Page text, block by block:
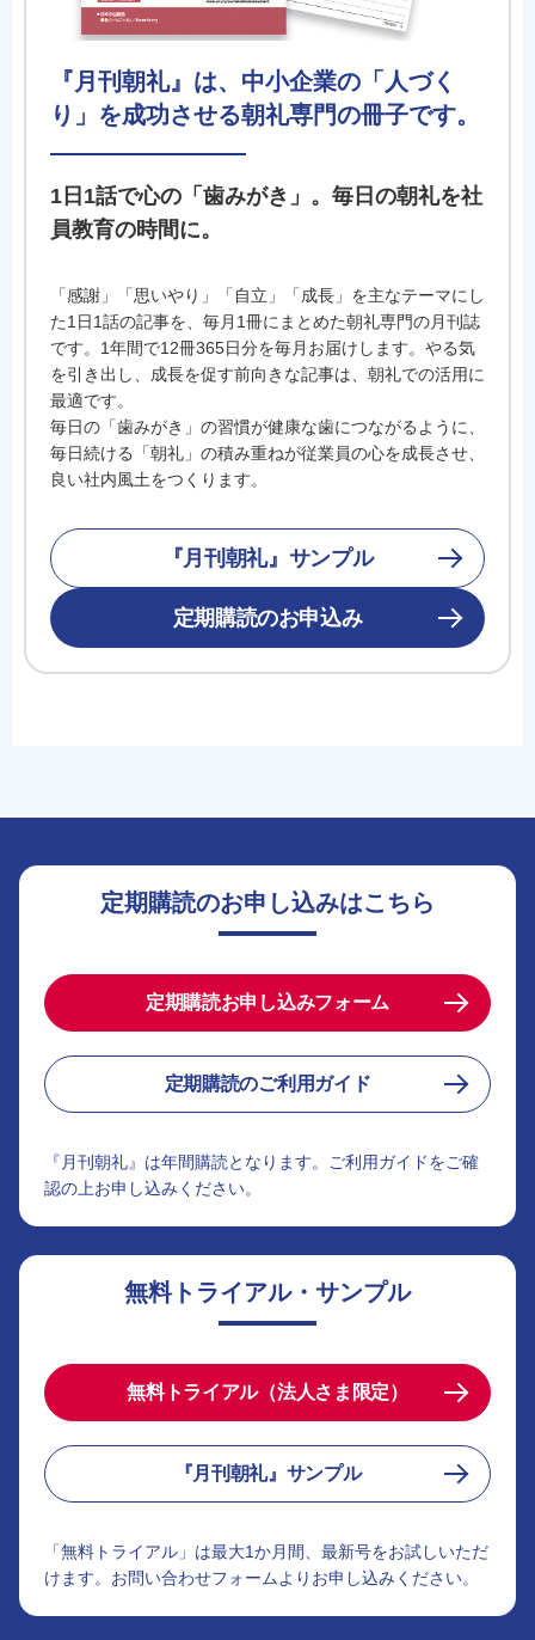
『月刊朝礼』は、中小企業の「人づく
り」を成功させる朝礼専門の冊子です。
1日1話で心の「歯みがき」。毎日の朝礼を社
員教育の時間に。
「感謝」「思いやり」「自立」「成長」を主なテーマにし
た1日1話の記事を、毎月1冊にまとめた朝礼専門の月刊誌
です。1年間で12冊365日分を毎月お届けします。やる気
を引き出し、成長を促す前向きな記事は、朝礼での活用に
最適です。
毎日の「歯みがき」の習慣が健康な歯につながるように、
毎日続ける「朝礼」の積み重ねが従業員の心を成長させ、
良い社内風土をつくります。
『月刊朝礼』サンプル
定期購読のお申込み
定期購読のお申し込みはこちら
定期購読お申し込みフォーム
定期購読のご利用ガイド
『月刊朝礼』は年間購読となります。ご利用ガイドをご確
認の上お申し込みください。
無料トライアル・サンプル
無料トライアル（法人さま限定）
『月刊朝礼』サンプル
「無料トライアル」は最大1か月間、最新号をお試しいただ
けます。お問い合わせフォームよりお申し込みください。